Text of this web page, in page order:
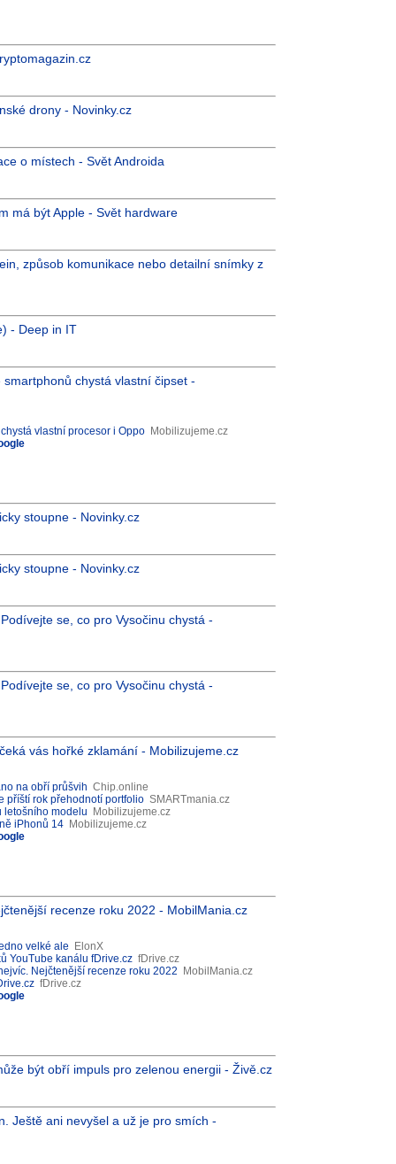
drony - Novinky.cz
o místech - Svět Androida
má být Apple - Svět hardware
způsob komunikace nebo detailní snímky z
- Deep in IT
chystá vlastní čipset -
vlastní procesor i Oppo Mobilizujeme.cz
stoupne - Novinky.cz
stoupne - Novinky.cz
se, co pro Vysočinu chystá -
se, co pro Vysočinu chystá -
vás hořké zklamání - Mobilizujeme.cz
na obří průšvih Chip.online
příští rok přehodnotí portfolio SMARTmania.cz
letošního modelu
Mobilizujeme.cz
iPhonů 14 Mobilizujeme.cz
recenze roku 2022 - MobilMania.cz
velké ale
ElonX
YouTube kanálu fDrive.cz fDrive.cz
Nejčtenější recenze roku 2022
MobilMania.cz
fDrive.cz
být obří impuls pro zelenou energii - Živě.cz
Ještě ani nevyšel a už je pro smích -